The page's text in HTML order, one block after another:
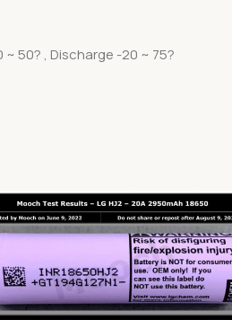
50? , Discharge -20 ~ 75?